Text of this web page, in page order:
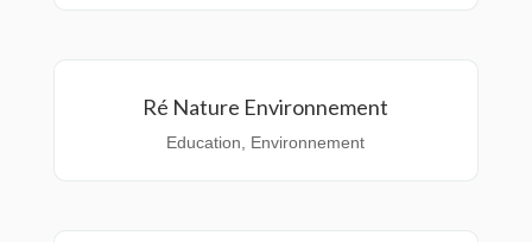
Ré Nature Environnement
Education Environnement